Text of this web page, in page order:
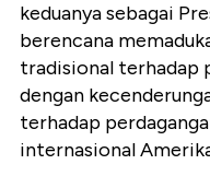
keduanya sebagai
berencana
tradisional terhadap
dengan
terhadap
internasional